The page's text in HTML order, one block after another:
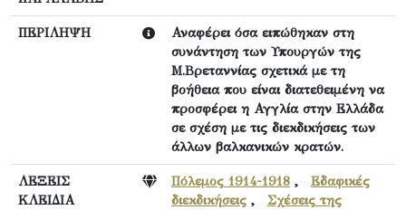
ΠΕΡΙΛΗΨΗ
Αναφέρει όσα ειπώθηκαν στη
συνάντηση των Υπουργών της
Μ.Βρεταννίας σχετικά με τη
βοήθεια που είναι διατεθειμένη να
προσφέρει η Αγγλία στην Ελλάδα
σε σχέση με τις διεκδικήσεις των
άλλων βαλκανικών κρατών.
ΛΕΞΕΙΣ
ΚΛΕΙΔΙΑ
Πόλεμος 1914-1918 , Εδαφικές
διεκδικήσεις , Σχέσεις της